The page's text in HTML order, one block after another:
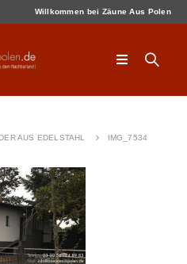
Willkommen bei Zäune Aus Polen
AUS EDELSTAHL IMG_7534